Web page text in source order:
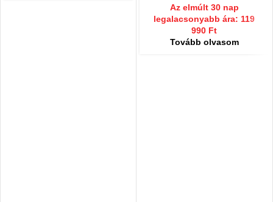
Az elmúlt 30 nap
legalacsonyabb ára: 119
990 Ft
Tovább olvasom